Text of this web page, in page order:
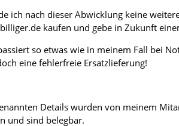
Umtauschhandy diesmal in der Farbe
mehr in Dark Grey gab. Der
fest zugesagt.
am 25.11
mehr und wurde fälschlicher Weise
Herr W. / T. und Fr. G. wurden
ich nach dieser Abwicklung keine
kaufen und gebe in Zukunft
so etwas wie in meinem Fall bei
eine fehlerfreie Ersatzlieferung!
Details wurden von meinem
und sind belegbar.